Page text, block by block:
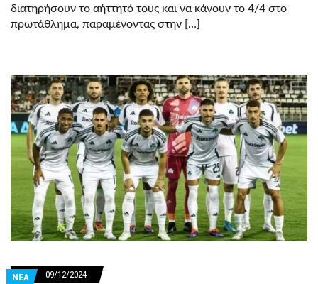
διατηρήσουν το αήττητό τους και να κάνουν το 4/4 στο
πρωτάθλημα, παραμένοντας στην […]
ΝΕΑ 09/12/2024